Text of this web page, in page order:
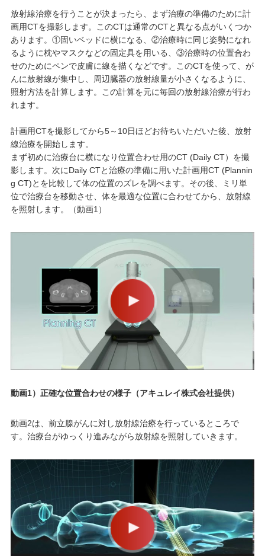
放射線治療を行うことが決まったら、まず治療の準備のために計
画用CTを撮影します。このCTは通常のCTと異なる点がいくつか
あります。①固いベッドに横になる、②治療時に同じ姿勢になれ
るように枕やマスクなどの固定具を用いる、③治療時の位置合わ
せのためにペンで皮膚に線を描くなどです。このCTを使って、が
んに放射線が集中し、周辺臓器の放射線量が小さくなるように、
照射方法を計算します。この計算を元に毎回の放射線治療が行わ
れます。
計画用CTを撮影してから5～ 10日ほどお待ちいただいた後、放射
線治療を開始します。
まず初めに治療台に横になり位置合わせ用のCT (Daily CT）を撮
影します。次にDaily CTと治療の準備に用いた計画用CT (Plannin
g CT)とを比較して体の位置のズレを調べます。その後、ミリ単
位で治療台を移動させ、体を最適な位置に合わせてから、放射線
を照射します。（動画1）
動画1）正確な位置合わせの様子（アキュレイ株式会社提供）
動画2は、前立腺がんに対し放射線治療を行っているところで
す。治療台がゆっくり進みながら放射線を照射していきます。